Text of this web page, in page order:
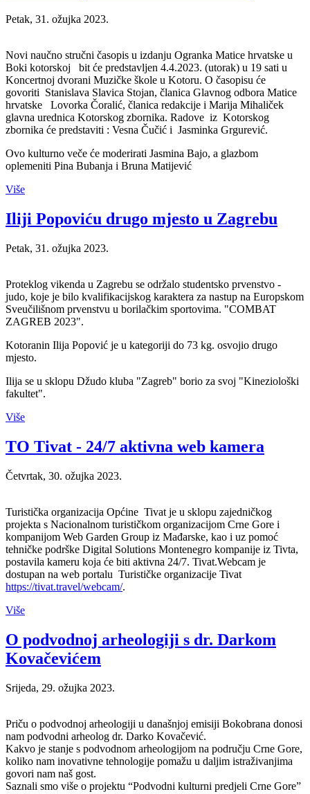
Petak, 31. ožujka 2023.
Novi naučno stručni časopis u izdanju Ogranka Matice hrvatske u
Boki kotorskoj bit će predstavljen 4.4.2023. (utorak) u 19 sati u
Koncertnoj dvorani Muzičke škole u Kotoru. O časopisu će
govoriti Stanislava Slavica Stojan, članica Glavnog odbora Matice
hrvatske Lovorka Čoralić, članica redakcije i Marija Mihaliček
glavna urednica Kotorskog zbornika. Radove iz Kotorskog
zbornika će predstaviti : Vesna Čučić i Jasminka Grgurević.
Ovo kulturno veče će moderirati Jasmina Bajo, a glazbom
oplemeniti Pina Bubanja i Bruna Matijević
Više
Iliji Popoviću drugo mjesto u Zagrebu
Petak, 31. ožujka 2023.
Proteklog vikenda u Zagrebu se održalo studentsko prvenstvo -
judo, koje je bilo kvalifikacijskog karaktera za nastup na Europskom
Sveučilišnom prvenstvu u borilačkim sportovima. "COMBAT
ZAGREB 2023".
Kotoranin Ilija Popović je u kategoriji do 73 kg. osvojio drugo
mjesto.
Ilija se u sklopu Džudo kluba "Zagreb" borio za svoj "Kineziološki
fakultet".
Više
TO Tivat - 24/7 aktivna web kamera
Četvrtak, 30. ožujka 2023.
Turistička organizacija Općine Tivat je u sklopu zajedničkog
projekta s Nacionalnom turističkom organizacijom Crne Gore i
kompanijom Web Garden Group iz Mađarske, kao i uz pomoć
tehničke podrške Digital Solutions Montenegro kompanije iz Tivta,
postavila kameru koja će biti aktivna 24/7. Tivat.Webcam je
dostupan na web portalu Turističke organizacije Tivat
https://tivat.travel/webcam/.
Više
O podvodnoj arheologiji s dr. Darkom
Kovačevićem
Srijeda, 29. ožujka 2023.
Priču o podvodnoj arheologiji u današnjoj emisiji Bokobrana donosi
nam podvodni arheolog dr. Darko Kovačević.
Kakvo je stanje s podvodnom arheologijom na području Crne Gore,
koliko nam inovativne tehnologije pomažu u daljim istraživanjima
govori nam naš gost.
Saznali smo više o projektu “Podvodni kulturni predjeli Crne Gore”